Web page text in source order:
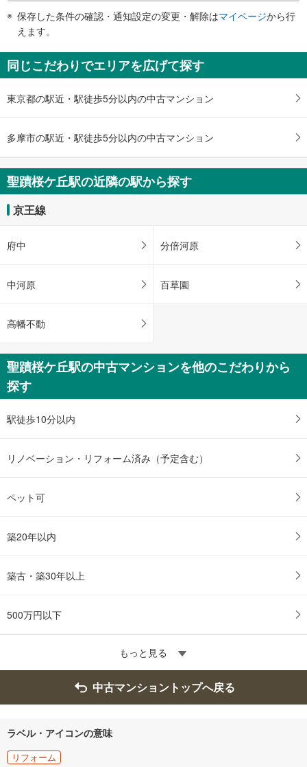
その他
・点字案内（券売機・運賃表・階段手すり）
・ＡＥＤ
知
を
け
・
件
を
マ
イ
ー
に
す
保存した条件の確認・通知設定の変更・解除はマイページから行
えます。
同じこだわりでエリアを広げて探す
東京都の駅近・駅徒歩5分以内の中古マンション
多摩市の駅近・駅徒歩5分以内の中古マンション
聖蹟桜ケ丘駅の近隣の駅から探す
京王線
府中 分倍河原
中河原 百草園
高幡不動
聖蹟桜ケ丘駅の中古マンションを他のこだわりから
探す
駅徒歩10分以内
リノベーション・リフォーム済み（予定含む）
ペット可
築20年以内
築古・築30年以上
500万円以下
もっと見る
中古マンショントップへ戻る
ラベル・アイコンの意味
リフォーム